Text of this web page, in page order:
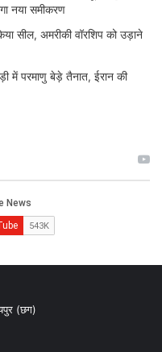
नया समीकरण
सील, अमरीकी वॉरशिप को उड़ाने
में परमाणु बेड़े तैनात, ईरान की
(छग)